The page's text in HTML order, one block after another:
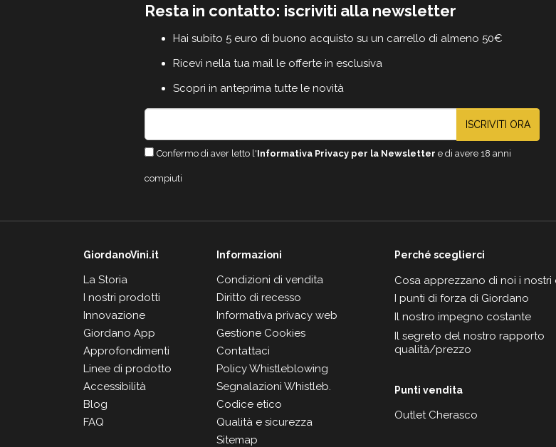
Resta in contatto: iscriviti alla newsletter
Hai subito 5 euro di buono acquisto su un carrello di almeno 50€
Ricevi nella tua mail le offerte in esclusiva
Scopri in anteprima tutte le novità
ISCRIVITI ORA
Confermo di aver letto l'Informativa Privacy per la Newsletter e di avere 18 anni
compiuti
GiordanoVini.it
La Storia
I nostri prodotti
Innovazione
Giordano App
Approfondimenti
Linee di prodotto
Accessibilità
Blog
FAQ
Informazioni
Condizioni di vendita
Diritto di recesso
Informativa privacy web
Gestione Cookies
Contattaci
Policy Whistleblowing
Segnalazioni Whistleb.
Codice etico
Qualità e sicurezza
Sitemap
Perché sceglierci
Cosa apprezzano di noi i nostri
I punti di forza di Giordano
Il nostro impegno costante
Il segreto del nostro rapporto
qualità/prezzo
Punti vendita
Outlet Cherasco